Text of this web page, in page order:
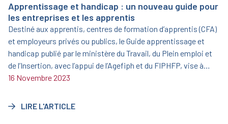
Apprentissage et handicap : un nouveau guide pour
les entreprises et les apprentis
Destiné aux apprentis, centres de formation d’apprentis (CFA)
et employeurs privés ou publics, le Guide apprentissage et
handicap publié par le ministère du Travail, du Plein emploi et
de l’Insertion, avec l’appui de l’Agefiph et du FIPHFP, vise à
informer et sensibiliser sur l’opportunité que représente
16 Novembre 2023
LIRE L'ARTICLE